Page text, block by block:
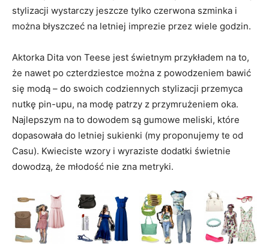
stylizacji wystarczy jeszcze tylko czerwona szminka i
można błyszczeć na letniej imprezie przez wiele godzin.
Aktorka Dita von Teese jest świetnym przykładem na to,
że nawet po czterdziestce można z powodzeniem bawić
się modą – do swoich codziennych stylizacji przemyca
nutkę pin-upu, na modę patrzy z przymrużeniem oka.
Najlepszym na to dowodem są gumowe meliski, które
dopasowała do letniej sukienki (my proponujemy te od
Casu). Kwieciste wzory i wyraziste dodatki świetnie
dowodzą, że młodość nie zna metryki.